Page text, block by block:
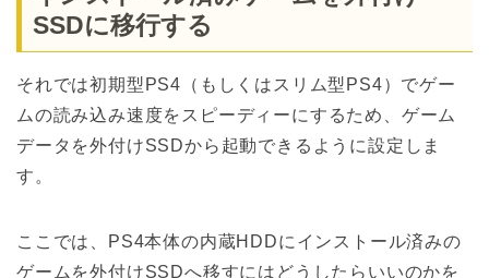
SSDに移行する
それでは初期型PS4（もしくはスリム型PS4）でゲー
ムの読み込み速度をスピーディーにするため、ゲーム
データを外付けSSDから起動できるように設定しま
す。
ここでは、PS4本体の内蔵HDDにインストール済みの
ゲームを外付けSSDへ移すにはどうしたらいいのかを